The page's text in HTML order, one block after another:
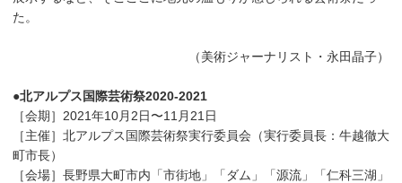
た。
（美術ジャーナリスト・永田晶子）
●北アルプス国際芸術祭2020-2021
［会期］2021年10月2日〜11月21日
［主催］北アルプス国際芸術祭実行委員会（実行委員長：牛越徹大
町市長）
［会場］長野県大町市内「市街地」「ダム」「源流」「仁科三湖」